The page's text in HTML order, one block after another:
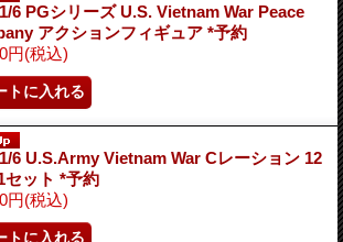
6 PGシリーズ U.S. Vietnam War Peace
アクションフィギュア *予約
円(税込)
6 U.S.Army Vietnam War Cレーション 12
セット *予約
円(税込)